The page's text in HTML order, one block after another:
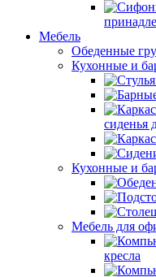
Мебель
Обеденные
Кухонные и
сиденья
Кухонные и
Мебель для
кресла